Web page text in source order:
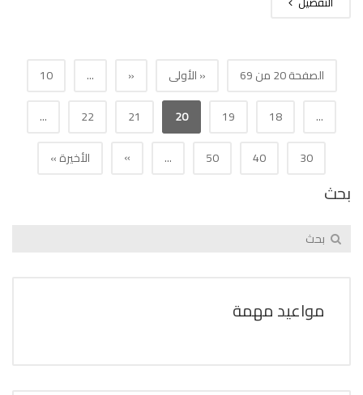
الصفحة 20 من 69 « الأولى «
...
10
...
18
19
20
21
22
...
30
40
50
...
» الأخيرة »
بحث
مواعيد مهمة